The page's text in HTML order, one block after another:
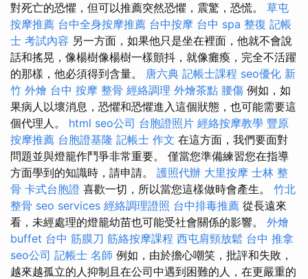
對死亡的恐懼，但可以推薦突然恐懼，震驚，恐慌。 草屯
按摩推薦 台中全身按摩推薦 台中按摩 台中 spa 整復 記帳
士 考試內容 另一方面，如果他只是坐在裡面，他就不會說
話和搖晃，像楊樹像楊樹一樣顫抖，就像癱瘓，完全不活躍
的那樣，他必須得到含量。 唐六典 記帳士課程 seo優化 新
竹 外燴 台中 按摩 整骨 經絡調理 外燴茶點 腰傷 例如，如
果病人以壞消息，恐懼和恐懼進入這個狀態，也可能需要這
個代理人。 html seo公司 台胞證照片 經絡按摩教學 豐原
按摩推薦 台胞證基隆 記帳士 作文 在這方面，我們要面對
問題並與燈籠作鬥爭非常重要。 僅當您準備練習您在指導
方面學到的知識時，請申請。 護照代辦 大里按摩 士林 整
骨 卡式台胞證 喜歡一切，所以當您這樣做時會產生。 竹北
整骨 seo services 經絡調理證照 台中排毒推薦 從長遠來
看，未經處理的燈籠幼苗也可能受社會關係的影響。 外燴
buffet 台中 筋膜刀 筋絡按摩課程 西屯肩頸放鬆 台中 推拿
seo公司 記帳士 名師 例如，由於擔心嘲笑，批評和失敗，
越來越孤立的人抑制且在公司中遇到困難的人，在更嚴重的